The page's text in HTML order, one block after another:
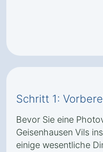
Schritt 1:
Bevor Sie eine
Geisenhausen Vils
einige wesentliche